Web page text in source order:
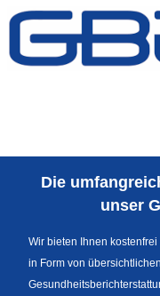
Zum Inhalt
Sprachumschaltung
Die
unser
Wir bieten Ihnen
in Form von